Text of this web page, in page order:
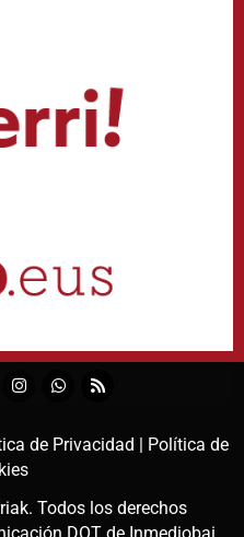
de Privacidad | Política de
. Todos los derechos